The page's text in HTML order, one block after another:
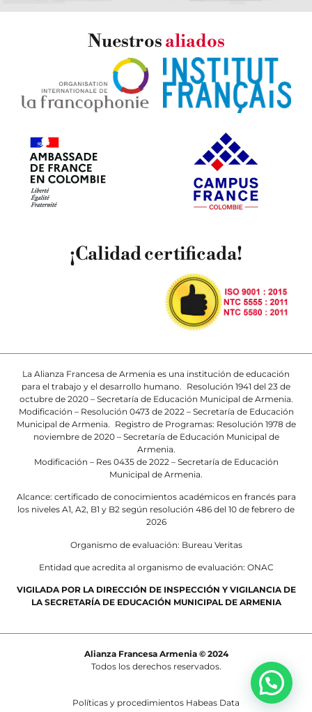
Nuestrosaliados
¡Calidad certificada!
La Alianza Francesa de Armenia es una institución de educación
para el trabajo y el desarrollo humano. Resolución 1941 del 23 de
octubre de 2020 – Secretaría de Educación Municipal de Armenia.
Modificación – Resolución 0473 de 2022 – Secretaría de Educación
Municipal de Armenia. Registro de Programas: Resolución 1978 de
noviembre de 2020 – Secretaría de Educación Municipal de
Armenia.
Modificación – Res 0435 de 2022 – Secretaría de Educación
Municipal de Armenia.
Alcance: certificado de conocimientos académicos en francés para
los niveles A1, A2, B1 y B2 según resolución 486 del 10 de febrero de
2026
Organismo de evaluación: Bureau Veritas
Entidad que acredita al organismo de evaluación: ONAC
VIGILADA POR LA DIRECCIÓN DE INSPECCIÓN Y VIGILANCIA DE
LA SECRETARÍA DE EDUCACIÓN MUNICIPAL DE ARMENIA
Alianza Francesa Armenia © 2024
Todos los derechos reservados.
Políticas y procedimientos Habeas Data